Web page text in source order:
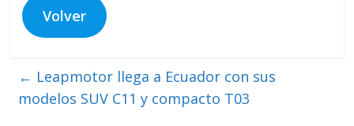
Volver
← Leapmotor llega a Ecuador con sus
modelos SUV C11 y compacto T03